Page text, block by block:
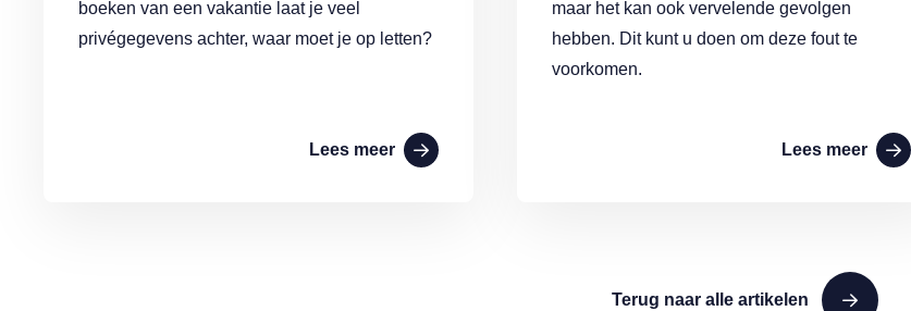
boeken van een vakantie laat je veel
privégegevens achter, waar moet je op letten?
Lees meer
maar het kan ook vervelende gevolgen
hebben. Dit kunt u doen om deze fout te
voorkomen.
Lees meer
Terug naar alle artikelen